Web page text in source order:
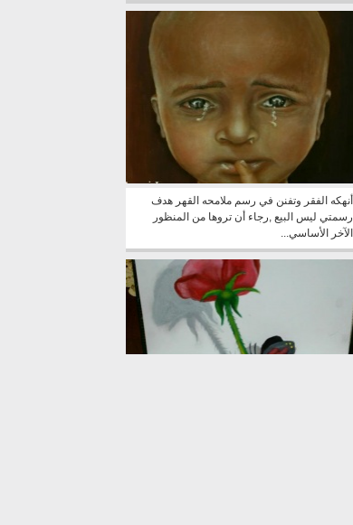
أنهكه الفقر وتفنن في رسم ملامحه القهر هدف
رسمتي ليس البيع ,رجاء أن تروها من المنظور
الآخر الأساسي...